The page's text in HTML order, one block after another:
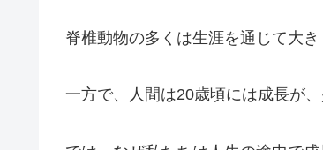
脊椎動物の多くは生涯を通じて大
一方で、人間は20歳頃には成長が